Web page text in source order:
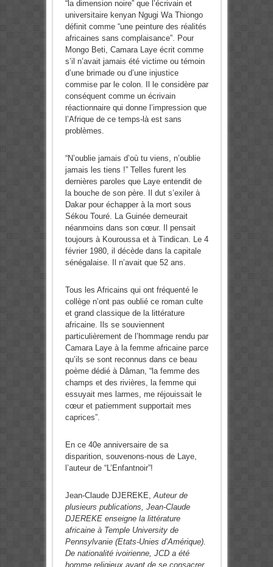
“la dimension noire” que l’écrivain et
universitaire kenyan Ngugi Wa Thiongo
définit comme “une peinture des réalités
africaines sans complaisance”. Pour
Mongo Beti, Camara Laye écrit comme
s’il n’avait jamais été victime ou témoin
d’une brimade ou d’une injustice
commise par le colon. Il le considère par
conséquent comme un écrivain
réactionnaire qui donne l’impression que
l’Afrique de ce temps-là est sans
problèmes.
“N’oublie jamais d’où tu viens, n’oublie
jamais les tiens !” Telles furent les
dernières paroles que Laye entendit de
la bouche de son père. Il dut s’exiler à
Dakar pour échapper à la mort sous
Sékou Touré. La Guinée demeurait
néanmoins dans son cœur. Il pensait
toujours à Kouroussa et à Tindican. Le 4
février 1980, il décède dans la capitale
sénégalaise. Il n’avait que 52 ans.
Tous les Africains qui ont fréquenté le
collège n’ont pas oublié ce roman culte
et grand classique de la littérature
africaine. Ils se souviennent
particulièrement de l’hommage rendu par
Camara Laye à la femme africaine parce
qu’ils se sont reconnus dans ce beau
poème dédié à Dâman, “la femme des
champs et des rivières, la femme qui
essuyait mes larmes, me réjouissait le
cœur et patiemment supportait mes
caprices”.
En ce 40e anniversaire de sa
disparition, souvenons-nous de Laye,
l’auteur de “L’Enfantnoir”!
Jean-Claude DJEREKE,Auteur de
plusieurs publications, Jean-Claude
DJEREKE enseigne la littérature
africaine à Temple University de
Pennsylvanie (Etats-Unies d’Amérique).
De nationalité ivoirienne, JCD a été
homme religieux avant de se consacrer